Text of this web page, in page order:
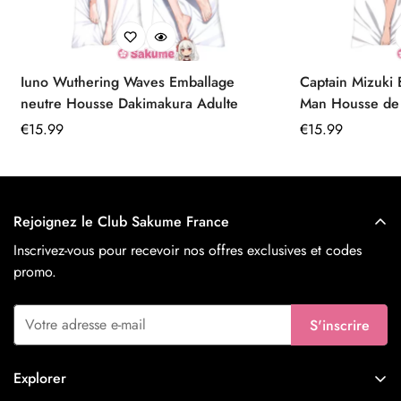
Iuno Wuthering Waves Emballage
neutre Housse Dakimakura Adulte
Prix
€15.99
Captain Mizuki
Man Housse de Dakimakura 160x50
Peau de Pêche
Prix
€15.99
Rejoignez le Club Sakume France
Inscrivez-vous pour recevoir nos offres exclusives et codes
promo.
S'inscrire
Explorer